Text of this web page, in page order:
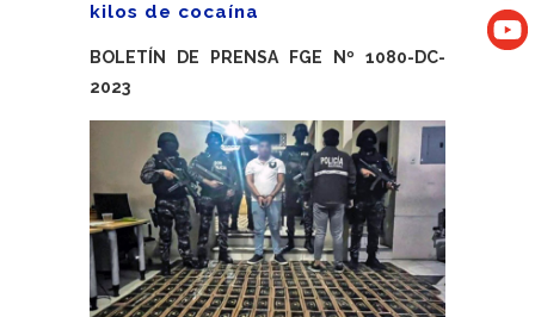
kilos de cocaína
BOLETÍN DE PRENSA FGE Nº 1080-DC-
2023